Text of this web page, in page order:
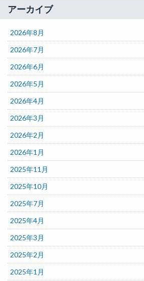
アーカイブ
2026年8月
2026年7月
2026年6月
2026年5月
2026年4月
2026年3月
2026年2月
2026年1月
2025年11月
2025年10月
2025年7月
2025年4月
2025年3月
2025年2月
2025年1月